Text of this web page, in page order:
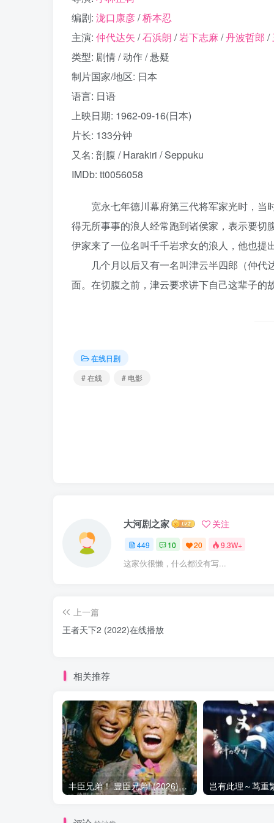
编剧: 泷口康彦/桥本忍
主演: 仲代达矢 /石浜朗 /岩下志麻 /丹波哲郎 /
类型: 剧情 / 动作 / 悬疑
制片国家/地区: 日本
语言: 日语
上映日期: 1962-09-16(日本)
片长: 133分钟
又名: 剖腹 / Harakiri / Seppuku
IMDb: tt0056058
宽永七年德川幕府第三代将军家光时，当
得无所事事的浪人经常跑到诸侯家，表示要
伊家来了一位名叫千千岩求女的浪人，他也提
几个月以后又有一名叫津云半四郎（仲代
面。在切腹之前，津云要求讲下自己这辈子
在线日剧
# 在线
# 电影
大河剧之家 关注
449 10 20 9.3W+
这家伙很懒，什么都没有写...
上一篇
王者天下2 (2022)在线播放
相关推荐
丰臣兄弟！ 豊臣兄弟! (2026)在线播放 更新29